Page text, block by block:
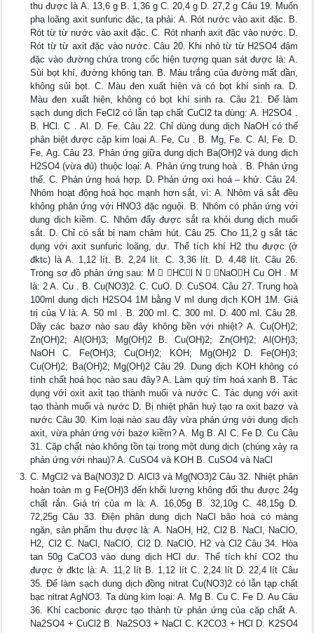
thu được là A. 13,6 g B. 1,36 g C. 20,4 g D. 27,2 g Câu 19. Muốn
pha loãng axit sunfuric đặc, ta phải: A. Rót nước vào axit đặc. B.
Rót từ từ nước vào axit đặc. C. Rót nhanh axit đặc vào nước. D.
Rót từ từ axit đặc vào nước. Câu 20. Khi nhỏ từ từ H2SO4 đậm
đặc vào đường chứa trong cốc hiện tượng quan sát được là: A.
Sủi bọt khí, đường không tan. B. Màu trắng của đường mất dần,
không sủi bọt. C. Màu đen xuất hiện và có bọt khí sinh ra. D.
Màu đen xuất hiện, không có bọt khí sinh ra. Câu 21. Để làm
sạch dung dịch FeCl2 có lẫn tạp chất CuCl2 ta dùng: A. H2SO4 .
B. HCl. C . Al. D. Fe. Câu 22. Chỉ dùng dung dịch NaOH có thể
phân biệt được cặp kim loại A. Fe, Cu . B. Mg, Fe. C. Al, Fe. D.
Fe, Ag. Câu 23. Phản ứng giữa dung dịch Ba(OH)2 và dung dịch
H2SO4 (vừa đủ) thuộc loại: A. Phản ứng trung hoà . B. Phản ứng
thế. C. Phản ứng hoá hợp. D. Phản ứng oxi hoá – khử. Câu 24.
Nhôm hoạt động hoá học mạnh hơn sắt, vì: A. Nhôm và sắt đều
không phản ứng với HNO3 đặc nguội. B. Nhôm có phản ứng với
dung dịch kiềm. C. Nhôm đẩy được sắt ra khỏi dung dịch muối
sắt. D. Chỉ có sắt bị nam châm hút. Câu 25. Cho 11,2 g sắt tác
dụng với axit sunfuric loãng, dư. Thể tích khí H2 thu được (ở
đktc) là A. 1,12 lít. B. 2,24 lít. C. 3,36 lít. D. 4,48 lít. Câu 26.
Trong sơ đồ phản ứng sau: M  HCl N  NaOH Cu OH . M
là: 2 A. Cu . B. Cu(NO3)2. C. CuO. D. CuSO4. Câu 27. Trung hoà
100ml dung dịch H2SO4 1M bằng V ml dung dịch KOH 1M. Giá
trị của V là: A. 50 ml . B. 200 ml. C. 300 ml. D. 400 ml. Câu 28.
Dãy các bazơ nào sau đây không bền với nhiệt? A. Cu(OH)2;
Zn(OH)2; Al(OH)3; Mg(OH)2 B. Cu(OH)2; Zn(OH)2; Al(OH)3;
NaOH C. Fe(OH)3; Cu(OH)2; KOH; Mg(OH)2 D. Fe(OH)3;
Cu(OH)2; Ba(OH)2; Mg(OH)2 Câu 29. Dung dịch KOH không có
tính chất hoá học nào sau đây? A. Làm quỳ tím hoá xanh B. Tác
dụng với oxit axit tạo thành muối và nước C. Tác dụng với axit
tạo thành muối và nước D. Bị nhiệt phân huỷ tạo ra oxit bazơ và
nước Câu 30. Kim loại nào sau đây vừa phản ứng với dung dịch
axit, vừa phản ứng với bazơ kiềm? A. Mg B. Al C. Fe D. Cu Câu
31. Cặp chất nào không tồn tại trong một dung dịch (chúng xảy ra
phản ứng với nhau)? A. CuSO4 và KOH B. CuSO4 và NaCl
C. MgCl2 và Ba(NO3)2 D. AlCl3 và Mg(NO3)2 Câu 32. Nhiệt phân
hoàn toàn m g Fe(OH)3 đến khối lượng không đổi thu được 24g
chất rắn. Giá trị của m là: A. 16,05g B. 32,10g C. 48,15g D.
72,25g Câu 33. Điện phân dung dịch NaCl bão hoà có màng
ngăn, sản phẩm thu được là: A. NaOH, H2, Cl2 B. NaCl, NaClO,
H2, Cl2 C. NaCl, NaClO, Cl2 D. NaClO, H2 và Cl2 Câu 34. Hòa
tan 50g CaCO3 vào dung dịch HCl dư. Thể tích khí CO2 thu
được ở đktc là: A. 11,2 lít B. 1,12 lít C. 2,24 lít D. 22,4 lít Câu
35. Để làm sạch dung dịch đồng nitrat Cu(NO3)2 có lẫn tạp chất
bạc nitrat AgNO3. Ta dùng kim loại: A. Mg B. Cu C. Fe D. Au Câu
36. Khí cacbonic được tạo thành từ phản ứng của cặp chất A.
Na2SO4 + CuCl2 B. Na2SO3 + NaCl C. K2CO3 + HCl D. K2SO4